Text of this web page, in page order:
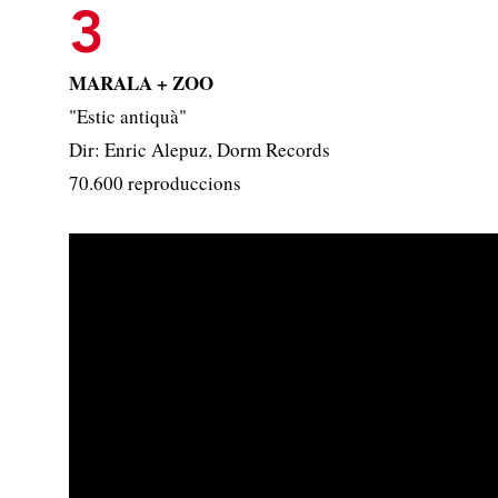
3
MARALA + ZOO
"Estic antiquà"
Dir: Enric Alepuz, Dorm Records
70.600 reproduccions